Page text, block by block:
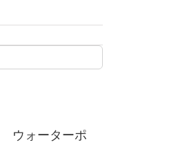
ウォーターポ